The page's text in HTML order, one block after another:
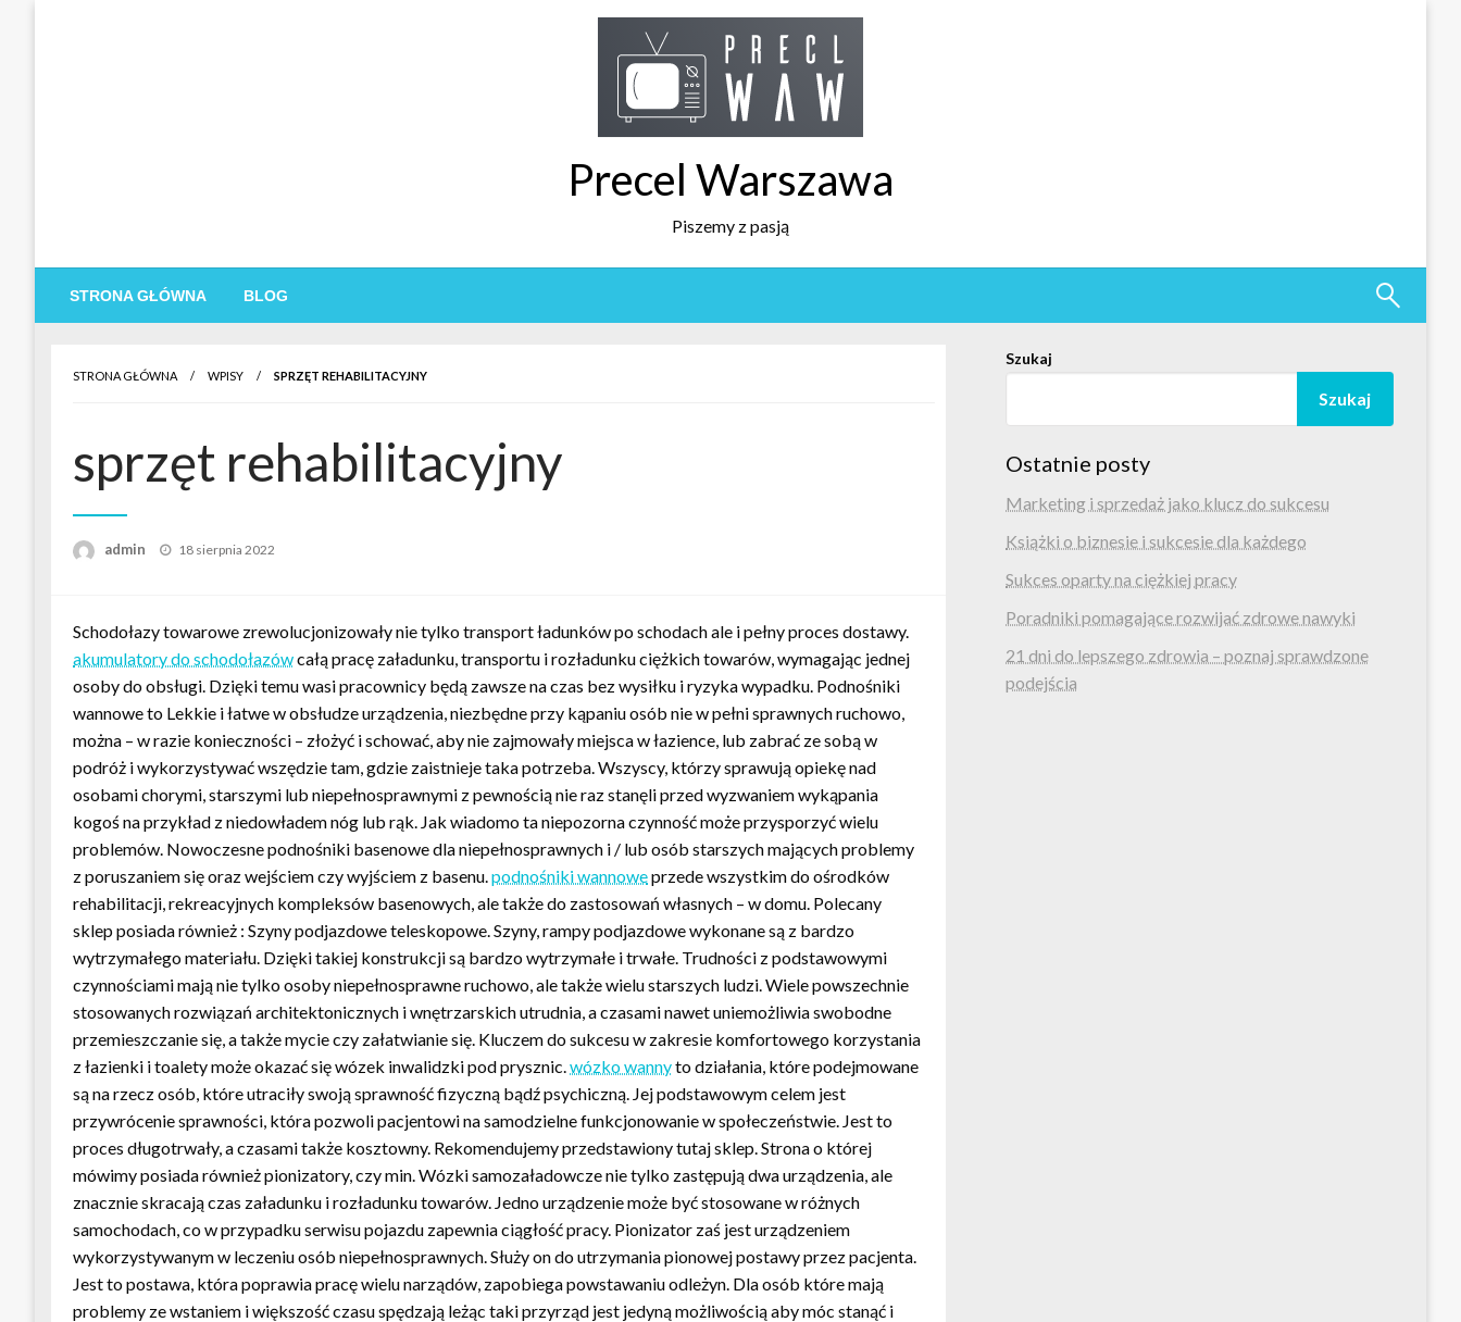
Precel Warszawa
Piszemy z pasją
STRONA GŁÓWNA BLOG
STRONA GŁÓWNA WPISY SPRZĘT REHABILITACYJNY
sprzęt rehabilitacyjny
admin
Opublikowane
18 sierpnia 2022
Schodołazy towarowe zrewolucjonizowały nie tylko transport ładunków po schodach ale i pełny proces dostawy.
akumulatory do schodołazówcałą pracę załadunku, transportu i rozładunku ciężkich towarów, wymagając jednej
osoby do obsługi. Dzięki temu wasi pracownicy będą zawsze na czas bez wysiłku i ryzyka wypadku. Podnośniki
wannowe to Lekkie i łatwe w obsłudze urządzenia, niezbędne przy kąpaniu osób nie w pełni sprawnych ruchowo,
można – w razie konieczności – złożyć i schować, aby nie zajmowały miejsca w łazience, lub zabrać ze sobą w
podróż i wykorzystywać wszędzie tam, gdzie zaistnieje taka potrzeba. Wszyscy, którzy sprawują opiekę nad
osobami chorymi, starszymi lub niepełnosprawnymi z pewnością nie raz stanęli przed wyzwaniem wykąpania
kogoś na przykład z niedowładem nóg lub rąk. Jak wiadomo ta niepozorna czynność może przysporzyć wielu
problemów. Nowoczesne podnośniki basenowe dla niepełnosprawnych i / lub osób starszych mających problemy
z poruszaniem się oraz wejściem czy wyjściem z basenu.podnośniki wannoweprzede wszystkim do ośrodków
rehabilitacji, rekreacyjnych kompleksów basenowych, ale także do zastosowań własnych – w domu. Polecany
sklep posiada również : Szyny podjazdowe teleskopowe. Szyny, rampy podjazdowe wykonane są z bardzo
wytrzymałego materiału. Dzięki takiej konstrukcji są bardzo wytrzymałe i trwałe. Trudności z podstawowymi
czynnościami mają nie tylko osoby niepełnosprawne ruchowo, ale także wielu starszych ludzi. Wiele powszechnie
stosowanych rozwiązań architektonicznych i wnętrzarskich utrudnia, a czasami nawet uniemożliwia swobodne
przemieszczanie się, a także mycie czy załatwianie się. Kluczem do sukcesu w zakresie komfortowego korzystania
z łazienki i toalety może okazać się wózek inwalidzki pod prysznic.wózko wannyto działania, które podejmowane
są na rzecz osób, które utraciły swoją sprawność fizyczną bądź psychiczną. Jej podstawowym celem jest
przywrócenie sprawności, która pozwoli pacjentowi na samodzielne funkcjonowanie w społeczeństwie. Jest to
proces długotrwały, a czasami także kosztowny. Rekomendujemy przedstawiony tutaj sklep. Strona o której
mówimy posiada również pionizatory, czy min. Wózki samozaładowcze nie tylko zastępują dwa urządzenia, ale
znacznie skracają czas załadunku i rozładunku towarów. Jedno urządzenie może być stosowane w różnych
samochodach, co w przypadku serwisu pojazdu zapewnia ciągłość pracy. Pionizator zaś jest urządzeniem
wykorzystywanym w leczeniu osób niepełnosprawnych. Służy on do utrzymania pionowej postawy przez pacjenta.
Jest to postawa, która poprawia pracę wielu narządów, zapobiega powstawaniu odleżyn. Dla osób które mają
problemy ze wstaniem i większość czasu spędzają leżąc taki przyrząd jest jedyną możliwością aby móc stanąć i
Szukaj
Szukaj
Ostatnie posty
Marketing i sprzedaż jako klucz do sukcesu
Książki o biznesie i sukcesie dla każdego
Sukces oparty na ciężkiej pracy
Poradniki pomagające rozwijać zdrowe nawyki
21 dni do lepszego zdrowia – poznaj sprawdzone
podejścia